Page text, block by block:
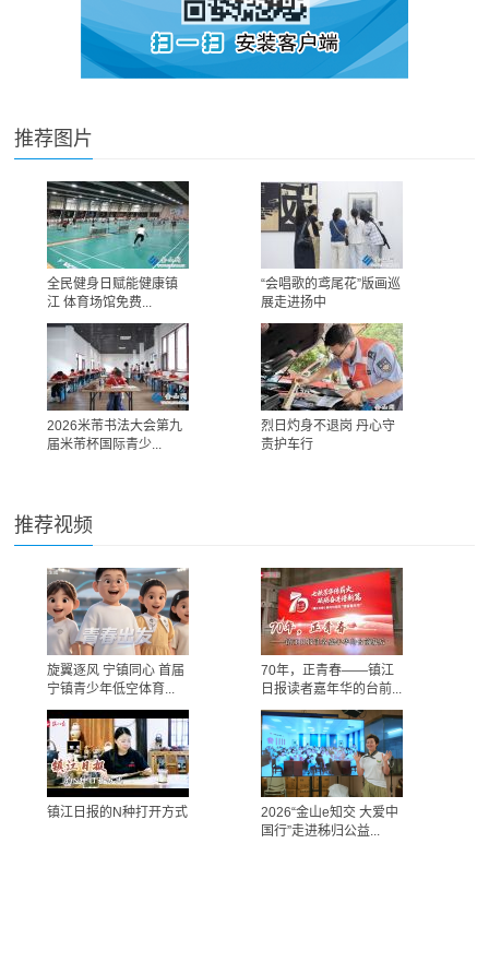
推荐图片
全民健身日赋能健康镇
江 体育场馆免费...
“会唱歌的鸢尾花”版画巡
展走进扬中
2026米芾书法大会第九
届米芾杯国际青少...
烈日灼身不退岗 丹心守
责护车行
推荐视频
旋翼逐风 宁镇同心 首届
宁镇青少年低空体育...
70年，正青春——镇江
日报读者嘉年华的台前...
镇江日报的N种打开方式
2026“金山e知交 大爱中
国行”走进秭归公益...